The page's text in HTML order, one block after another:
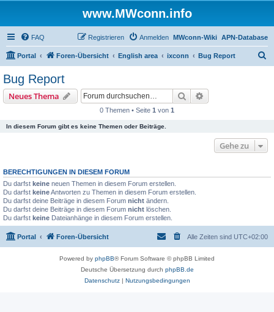
www.MWconn.info
FAQ APN-Database
MWconn-Wiki
Anmelden
Registrieren
Portal Foren-Übersicht English area ixconn Bug Report
Bug Report
Neues Thema Suche
0 Themen • Seite 1 von 1
In diesem Forum gibt es keine Themen oder Beiträge.
Gehe zu
BERECHTIGUNGEN IN DIESEM FORUM
Du darfst keine neuen Themen in diesem Forum erstellen.
Du darfst keineAntworten zu Themen in diesem Forum erstellen.
Du darfst deine Beiträge in diesem Forum nicht ändern.
Du darfst deine Beiträge in diesem Forum nicht löschen.
Du darfst keine Dateianhänge in diesem Forum erstellen.
Portal Foren-Übersicht Alle Zeiten sind UTC+02:00
Powered by phpBB® Forum Software © phpBB Limited
Deutsche Übersetzung durch phpBB.de
Datenschutz| Nutzungsbedingungen